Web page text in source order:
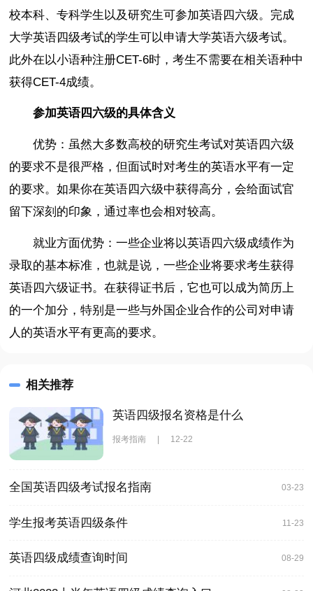
校本科、专科学生以及研究生可参加英语四六级。完成
大学英语四级考试的学生可以申请大学英语六级考试。
此外在以小语种注册CET-6时，考生不需要在相关语种中
获得CET-4成绩。
参加英语四六级的具体含义
优势：虽然大多数高校的研究生考试对英语四六级
的要求不是很严格，但面试时对考生的英语水平有一定
的要求。如果你在英语四六级中获得高分，会给面试官
留下深刻的印象，通过率也会相对较高。
就业方面优势：一些企业将以英语四六级成绩作为
录取的基本标准，也就是说，一些企业将要求考生获得
英语四六级证书。在获得证书后，它也可以成为简历上
的一个加分，特别是一些与外国企业合作的公司对申请
人的英语水平有更高的要求。
相关推荐
英语四级报名资格是什么
报考指南 | 12-22
全国英语四级考试报名指南 03-23
学生报考英语四级条件 11-23
英语四级成绩查询时间 08-29